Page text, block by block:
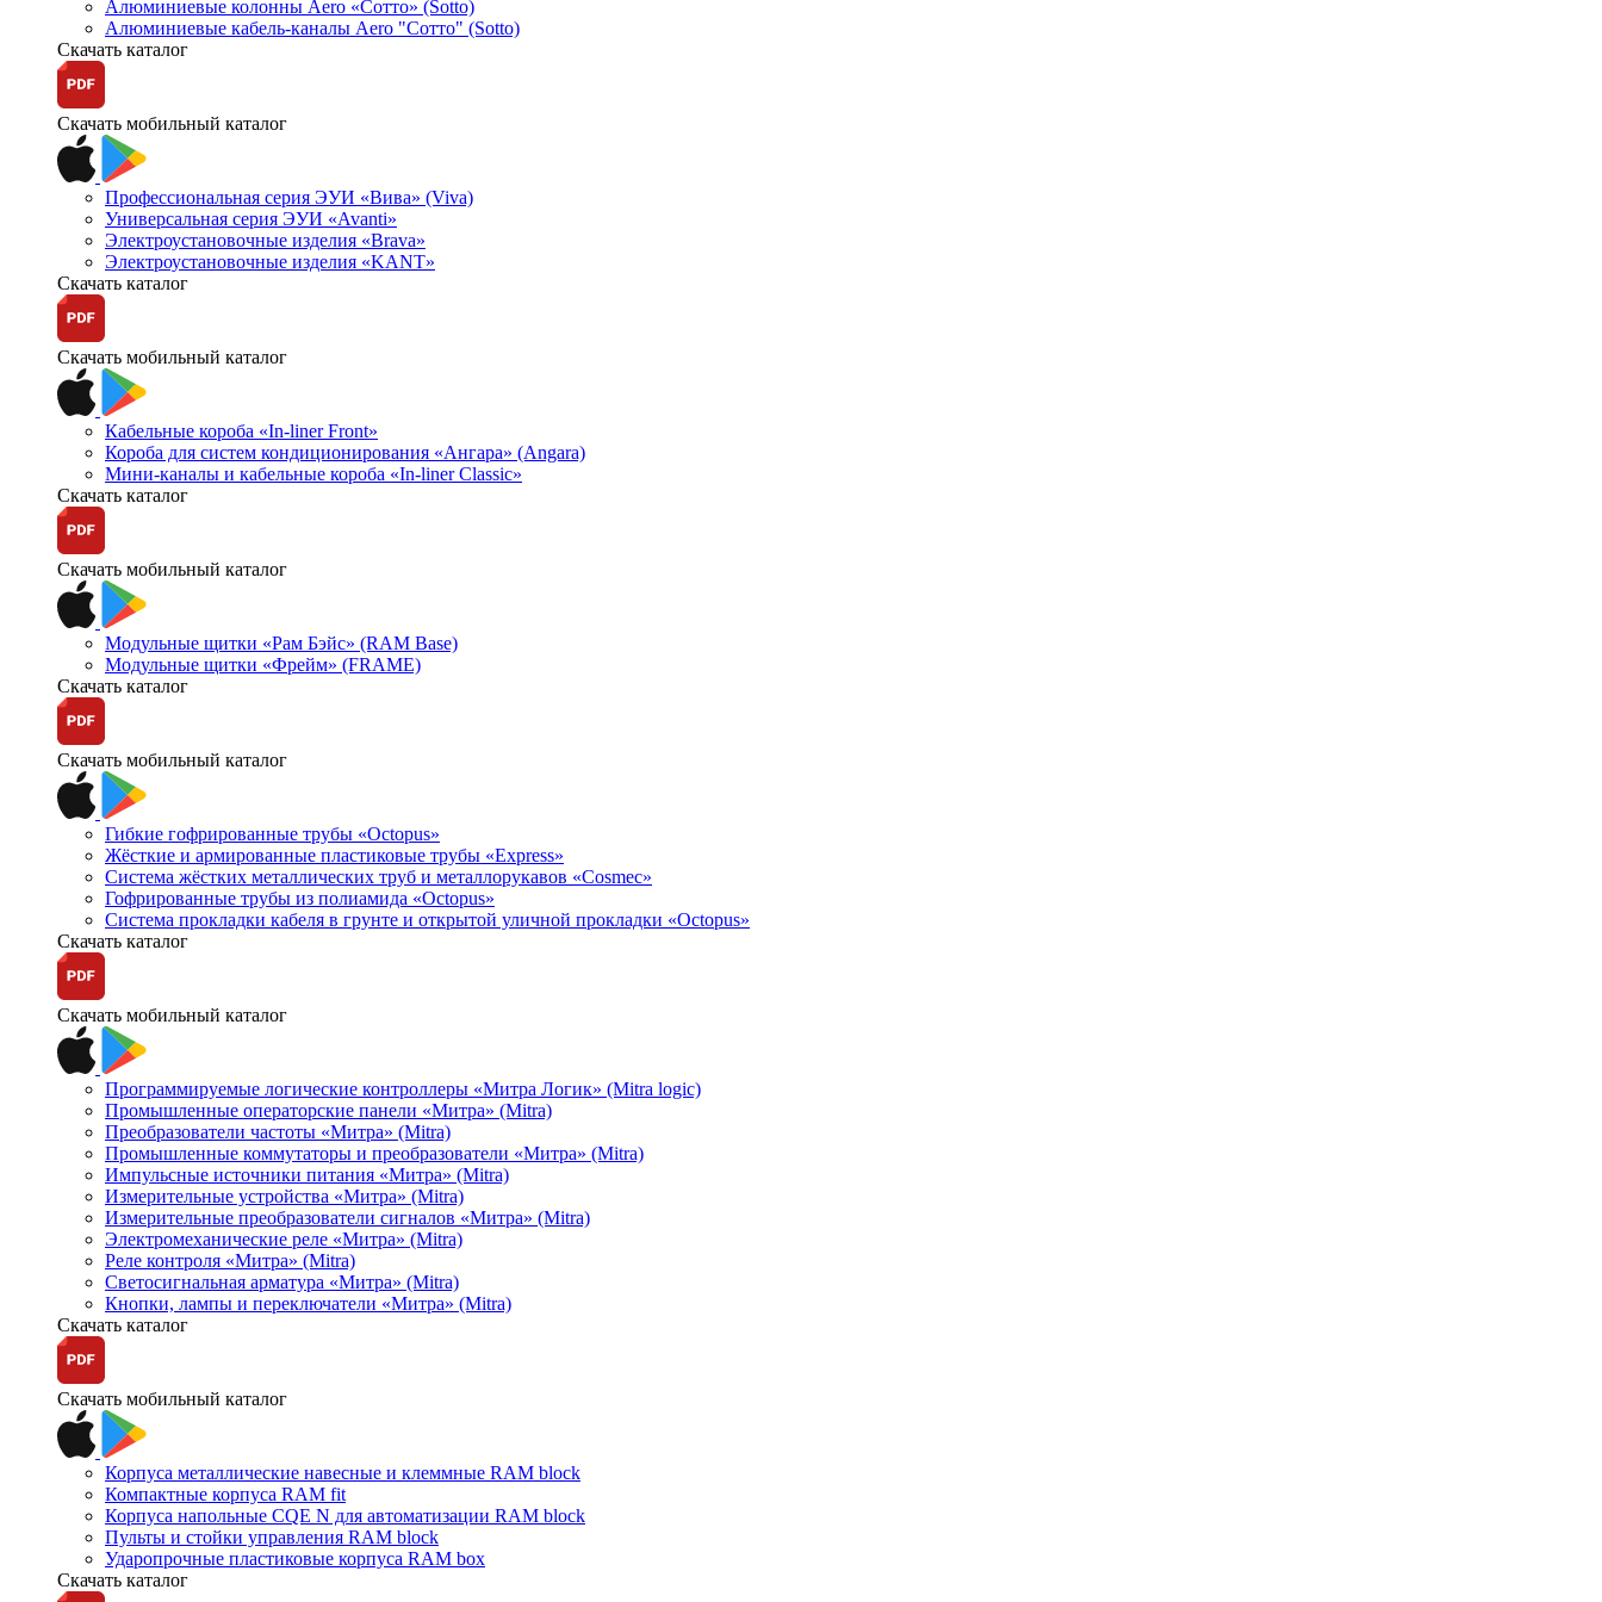
Алюминиевые колонны Aero «Сотто» (Sotto)
Алюминиевые кабель-каналы Aero "Сотто" (Sotto)
Скачать каталог
Скачать мобильный каталог
Профессиональная серия ЭУИ «Вива» (Viva)
Универсальная серия ЭУИ «Avanti»
Электроустановочные изделия «Brava»
Электроустановочные изделия «KANT»
Скачать каталог
Скачать мобильный каталог
Кабельные короба «In-liner Front»
Короба для систем кондиционирования «Ангара» (Angara)
Мини-каналы и кабельные короба «In-liner Classic»
Скачать каталог
Скачать мобильный каталог
Модульные щитки «Рам Бэйс» (RAM Base)
Модульные щитки «Фрейм» (FRAME)
Скачать каталог
Скачать мобильный каталог
Гибкие гофрированные трубы «Octopus»
Жёсткие и армированные пластиковые трубы «Express»
Система жёстких металлических труб и металлорукавов «Cosmec»
Гофрированные трубы из полиамида «Octopus»
Система прокладки кабеля в грунте и открытой уличной прокладки «Octopus»
Скачать каталог
Скачать мобильный каталог
Программируемые логические контроллеры «Митра Логик» (Mitra logic)
Промышленные операторские панели «Митра» (Mitra)
Преобразователи частоты «Митра» (Mitra)
Промышленные коммутаторы и преобразователи «Митра» (Mitra)
Импульсные источники питания «Митра» (Mitra)
Измерительные устройства «Митра» (Mitra)
Измерительные преобразователи сигналов «Митра» (Mitra)
Электромеханические реле «Митра» (Mitra)
Реле контроля «Митра» (Mitra)
Светосигнальная арматура «Митра» (Mitra)
Кнопки, лампы и переключатели «Митра» (Mitra)
Скачать каталог
Скачать мобильный каталог
Корпуса металлические навесные и клеммные RAM block
Компактные корпуса RAM fit
Корпуса напольные CQE N для автоматизации RAM block
Пульты и стойки управления RAM block
Ударопрочные пластиковые корпуса RAM box
Скачать каталог